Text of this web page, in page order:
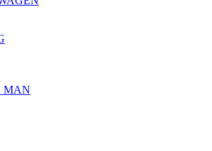
MAN